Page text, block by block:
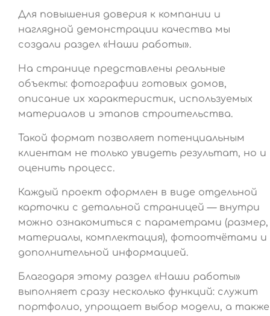
Для повышения доверия к компании и
наглядной демонстрации качества мы
создали раздел «Наши работы».
На странице представлены реальные
объекты: фотографии готовых домов,
описание их характеристик, используемых
материалов и этапов строительства.
Такой формат позволяет потенциальным
клиентам не только увидеть результат, но и
оценить процесс.
Каждый проект оформлен в виде отдельной
карточки с детальной страницей — внутри
можно ознакомиться с параметрами (размер,
материалы, комплектация), фотоотчётами и
дополнительной информацией.
Благодаря этому раздел «Наши работы»
выполняет сразу несколько функций: служит
портфолио, упрощает выбор модели, а также